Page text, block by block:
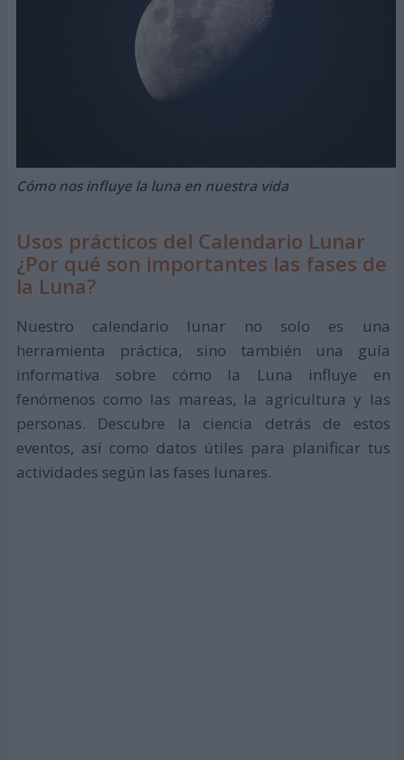
Cómo nos influye la luna en nuestra vida
Usos prácticos del Calendario Lunar
¿Por qué son importantes las fases de
la Luna?
Nuestro calendario lunar no solo es una
herramienta práctica, sino también una guía
informativa sobre cómo la Luna influye en
fenómenos como las mareas, la agricultura y las
personas. Descubre la ciencia detrás de estos
eventos, así como datos útiles para planificar tus
actividades según las fases lunares.